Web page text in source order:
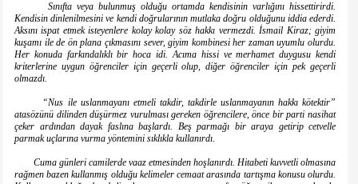
Sınıfta veya bulunmuş olduğu ortamda kendisinin varlığını hissettirirdi.
Kendisin dinlenilmesini ve kendi doğrularının mutlaka doğru olduğunu iddia ederdi.
Aksını ispat etmek isteyenlere kolay kolay söz hakkı vermezdi. İsmail Kiraz; giyim
kuşamı ile de ön plana çıkmasını sever, giyim kombinesi her zaman uyumlu olurdu.
Her konuda farkındalıklı bir hoca idi. Acıma hissi ve merhamet duygusu kendi
kriterlerine uygun öğrenciler için geçerli olup, diğer öğrenciler için pek geçerli
olmazdı.
“Nus ile uslanmayanı etmeli takdir, takdirle uslanmayanın hakkı kötektir”
atasözünü dilinden düşürmez vurulması gereken öğrencilere, önce bir parti nasihat
çeker ardından dayak faslına başlardı. Beş parmağı bir araya getirip cetvelle
parmak uçlarına vurma yöntemini sıklıkla kullanırdı.
Cuma günleri camilerde vaaz etmesinden hoşlanırdı. Hitabeti kuvvetli olmasına
rağmen bazen kullanmış olduğu kelimeler cemaat arasında tartışma konusu olurdu.